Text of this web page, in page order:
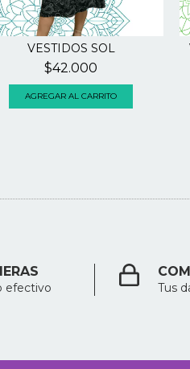
VESTIDOS SOL
$42.000
AGREGAR AL CARRITO
efectivo Tus